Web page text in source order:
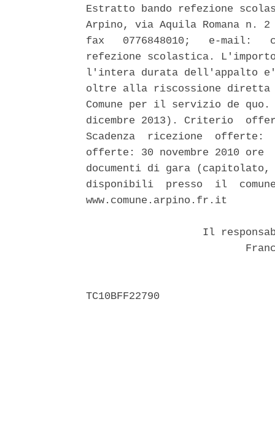
Estratto bando refezione
Arpino, via Aquila Romana n.
fax   0776848010;   e-mail:
refezione scolastica.
l'intera durata dell'appalto
oltre alla riscossione
Comune per il servizio de
dicembre 2013). Criterio
Scadenza  ricezione  offerte:
offerte: 30 novembre 2010
documenti di gara
disponibili  presso  il
www.comune.arpino.fr.it
Il